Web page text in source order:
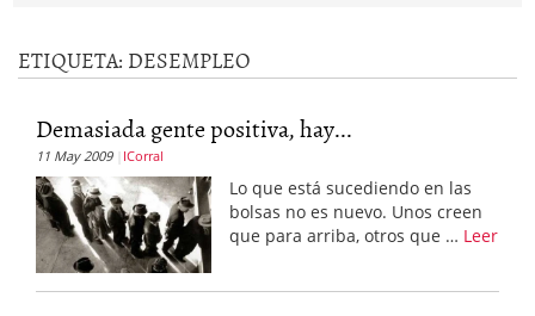
ETIQUETA: DESEMPLEO
Demasiada gente positiva, hay...
11 May 2009 ICorral
Lo que está sucediendo en las
bolsas no es nuevo. Unos creen
que para arriba, otros que … Leer